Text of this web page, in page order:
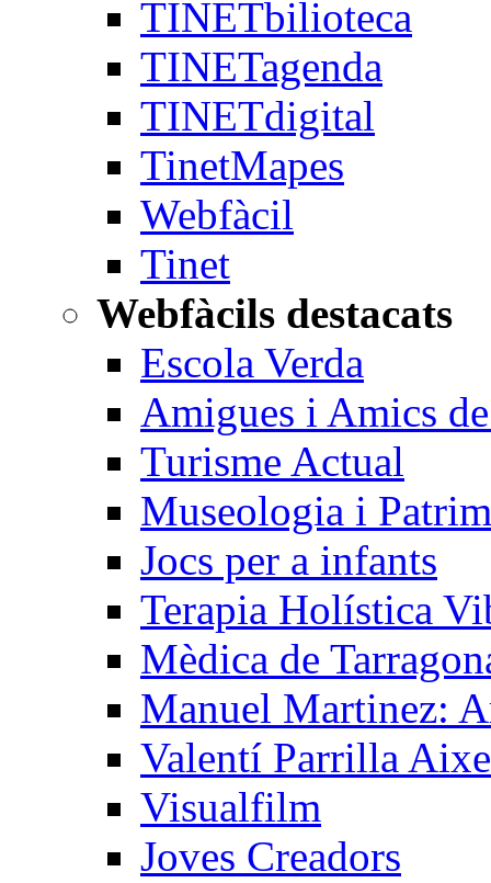
TINETbilioteca
TINETagenda
TINETdigital
TinetMapes
Webfàcil
Tinet
Webfàcils destacats
Escola Verda
Amigues i Amics
Turisme Actual
Museologia i
Jocs per a infants
Terapia Holística
Mèdica de
Manuel Martinez:
Valentí Parrilla
Visualfilm
Joves Creadors